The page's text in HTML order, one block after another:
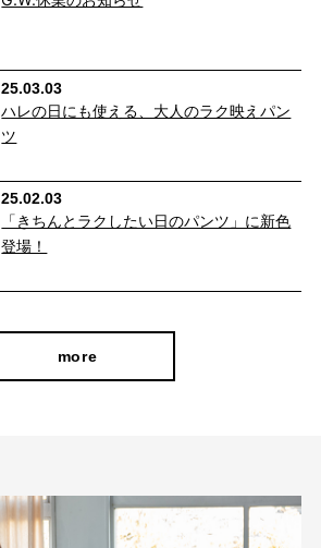
25.03.03
ハレの日にも使える、大人のラク映えパン
ツ
25.02.03
「きちんとラクしたい日のパンツ」に新色
登場！
more